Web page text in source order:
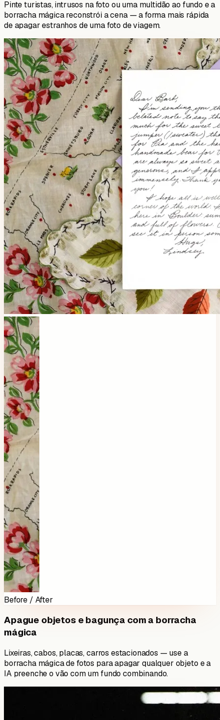
Pinte turistas, intrusos na foto ou uma multidão ao fundo e a
borracha mágica reconstrói a cena — a forma mais rápida
de apagar estranhos de uma foto de viagem.
Before / After
Apague objetos e bagunça com a borracha
mágica
Lixeiras, cabos, placas, carros estacionados — use a
borracha mágica de fotos para apagar qualquer objeto e a
IA preenche o vão com um fundo combinando.